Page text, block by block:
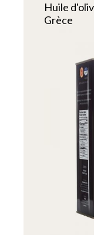
Huile
Grèce